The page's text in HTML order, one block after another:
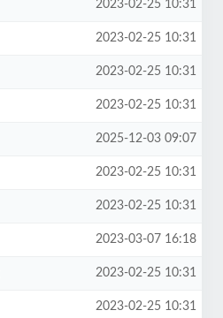
2023-02-25 10:31
2023-02-25 10:31
2023-02-25 10:31
2023-02-25 10:31
2025-12-03 09:07
2023-02-25 10:31
2023-02-25 10:31
2023-03-07 16:18
2023-02-25 10:31
2023-02-25 10:31